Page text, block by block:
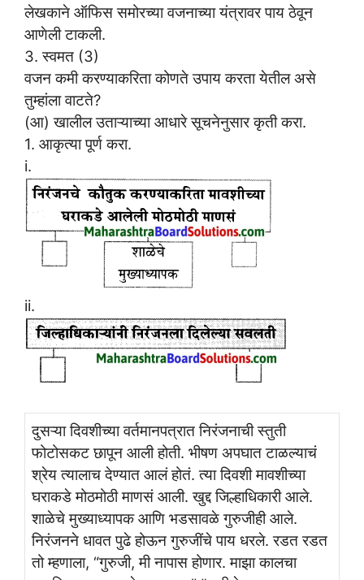
लेखकाने ऑफिस समोरच्या वजनाच्या यंत्रावर पाय ठेवून
आणेली टाकली.
3. स्वमत (3)
वजन कमी करण्याकरिता कोणते उपाय करता येतील असे
तुम्हांला वाटते?
(आ) खालील उताऱ्याच्या आधारे सूचनेनुसार कृती करा.
1. आकृत्या पूर्ण करा.
i.
ii.
दुसऱ्या दिवशीच्या वर्तमानपत्रात निरंजनाची स्तुती
फोटोसकट छापून आली होती. भीषण अपघात टाळल्याचं
श्रेय त्यालाच देण्यात आलं होतं. त्या दिवशी मावशीच्या
घराकडे मोठमोठी माणसं आली. खुद्द जिल्हाधिकारी आले.
शाळेचे मुख्याध्यापक आणि भडसावळे गुरुजीही आले.
निरंजनने धावत पुढे होऊन गुरुजींचे पाय धरले. रडत रडत
तो म्हणाला, “गुरुजी, मी नापास होणार. माझा कालचा